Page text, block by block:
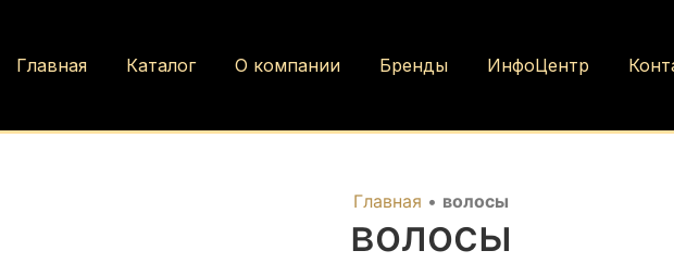
Главная Каталог О компании Бренды ИнфоЦентр
Главная • волосы
волосы